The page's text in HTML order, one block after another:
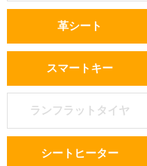
革シート
スマートキー
ランフラットタイヤ
シートヒーター